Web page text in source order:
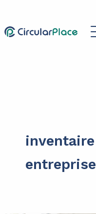
contenu
entreprise